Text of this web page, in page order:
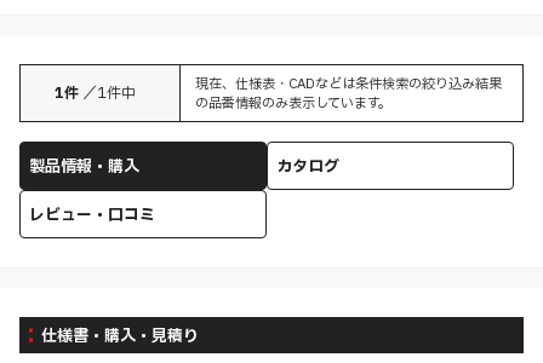
1件 ／1件中
現在、仕様表・CADなどは条件検索の絞り込み結果
の品番情報のみ表示しています。
製品情報・購入
カタログ
レビュー・口コミ
仕様書・購入・見積り